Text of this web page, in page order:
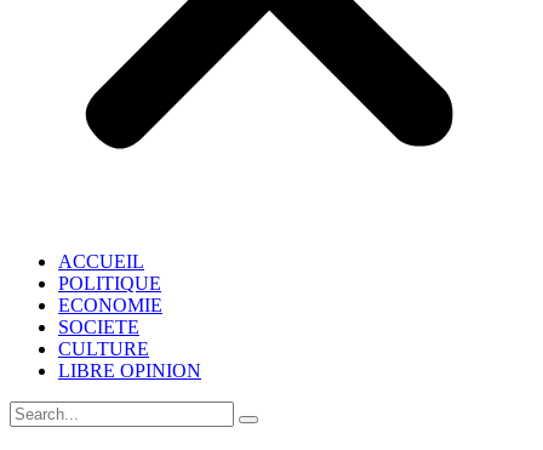
ACCUEIL
POLITIQUE
ECONOMIE
SOCIETE
CULTURE
LIBRE OPINION